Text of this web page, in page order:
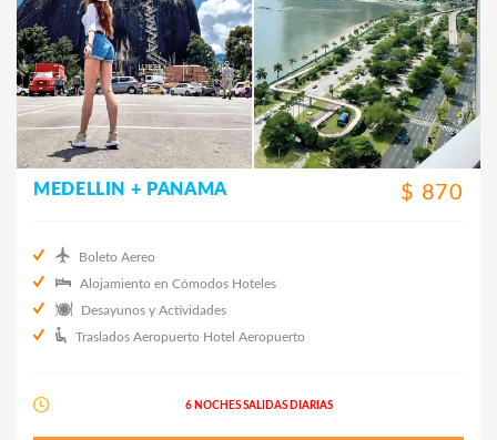
$ 870
MEDELLIN + PANAMA
Boleto Aereo
Alojamiento en Cómodos Hoteles
Desayunos y Actividades
Traslados Aeropuerto Hotel Aeropuerto
6 NOCHES SALIDAS DIARIAS